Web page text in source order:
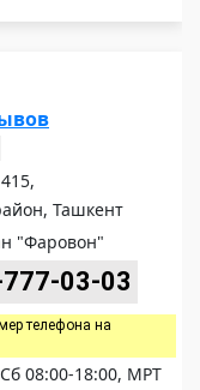
Ташкент
"Фаровон"
03-03
телефона на
08:00-18:00, МРТ